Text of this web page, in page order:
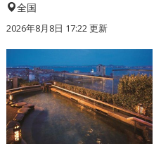
全国
2026年8月8日 17:22更新